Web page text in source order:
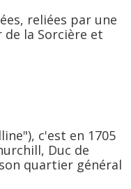
reliées par une
de la Sorcière et
c'est en 1705
, Duc de
quartier général